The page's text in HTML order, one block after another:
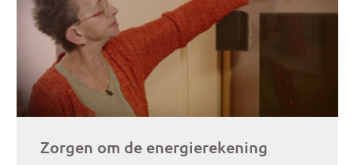
Zorgen om de energierekening